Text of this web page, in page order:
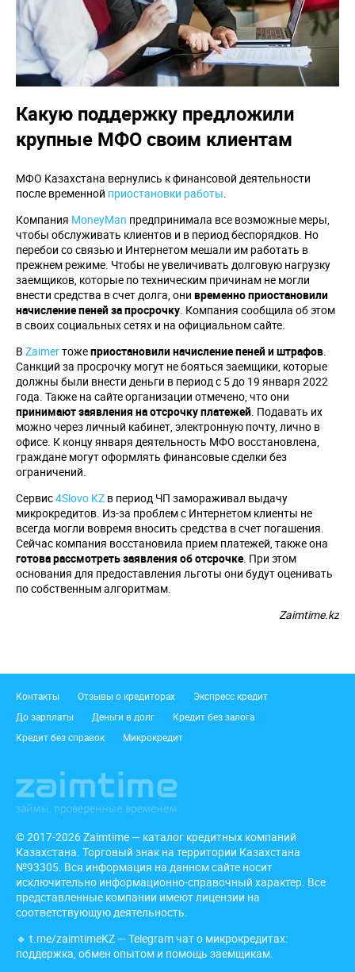
Какую поддержку предложили
крупные МФО своим клиентам
МФО Казахстана вернулись к финансовой деятельности
после временной приостановки работы.
Компания MoneyMan предпринимала все возможные меры,
чтобы обслуживать клиентов и в период беспорядков. Но
перебои со связью и Интернетом мешали им работать в
прежнем режиме. Чтобы не увеличивать долговую нагрузку
заемщиков, которые по техническим причинам не могли
внести средства в счет долга, они временно приостановили
начисление пеней за просрочку. Компания сообщила об этом
в своих социальных сетях и на официальном сайте.
В Zaimerтожеприостановили начисление пеней и штрафов.
Санкций за просрочку могут не бояться заемщики, которые
должны были внести деньги в период с 5 до 19 января 2022
года. Также на сайте организации отмечено, что они
принимают заявления на отсрочку платежей. Подавать их
можно через личный кабинет, электронную почту, лично в
офисе. К концу января деятельность МФО восстановлена,
граждане могут оформлять финансовые сделки без
ограничений.
Сервис4Slovo KZ в период ЧП замораживал выдачу
микрокредитов. Из-за проблем с Интернетом клиенты не
всегда могли вовремя вносить средства в счет погашения.
Сейчас компания восстановила прием платежей, также она
готова рассмотреть заявления об отсрочке. При этом
основания для предоставления льготы они будут оценивать
по собственным алгоритмам.
Zaimtime.kz
Подвал
Контакты Отзывы о кредиторах
Экспресс кредит
До зарплаты
Деньги в долг
Кредит без залога
Кредит без справок
Микрокредит
© 2017-2026 Zaimtime — каталог кредитных компаний
Казахстана. Торговый знак на территории Казахстана
№93305. Вся информация на данном сайте носит
исключительно информационно-справочный характер. Все
представленные компании имеют лицензии на
соответствующую деятельность.
🔹 t.me/zaimtimeKZ — Telegram чат о микрокредитах:
поддержка, обмен опытом и помощь заемщикам.